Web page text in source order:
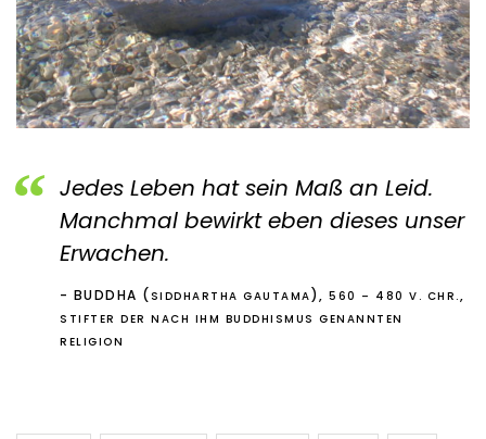
Jedes Leben hat sein Maß an Leid.
Manchmal bewirkt eben dieses unser
Erwachen.
BUDDHA ( SIDDHARTHA GAUTAMA ), 560 – 480 V. CHR.,
STIFTER DER NACH IHM BUDDHISMUS GENANNTEN
RELIGION